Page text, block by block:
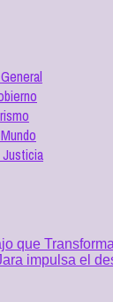
que
impulsa el